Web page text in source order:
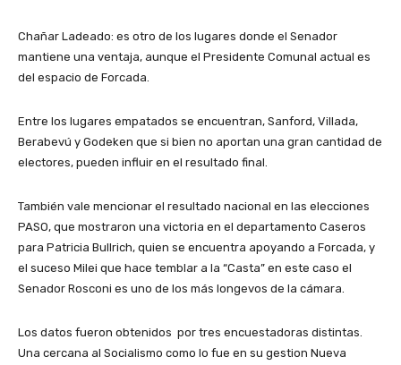
Chañar Ladeado: es otro de los lugares donde el Senador
mantiene una ventaja, aunque el Presidente Comunal actual es
del espacio de Forcada.
Entre los lugares empatados se encuentran, Sanford, Villada,
Berabevú y Godeken que si bien no aportan una gran cantidad de
electores, pueden influir en el resultado final.
También vale mencionar el resultado nacional en las elecciones
PASO, que mostraron una victoria en el departamento Caseros
para Patricia Bullrich, quien se encuentra apoyando a Forcada, y
el suceso Milei que hace temblar a la “Casta” en este caso el
Senador Rosconi es uno de los más longevos de la cámara.
Los datos fueron obtenidos por tres encuestadoras distintas.
Una cercana al Socialismo como lo fue en su gestion Nueva